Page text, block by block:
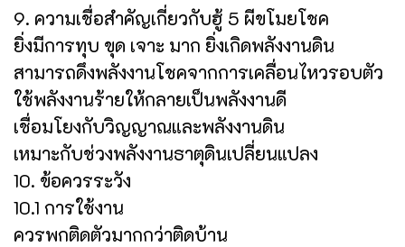
9. ความเชื่อสำคัญเกี่ยวกับฮู้ 5 ผีขโมยโชค
ยิ่งมีการทุบ ขุด เจาะ มาก ยิ่งเกิดพลังงานดิน
สามารถดึงพลังงานโชคจากการเคลื่อนไหวรอบตัว
ใช้พลังงานร้ายให้กลายเป็นพลังงานดี
เชื่อมโยงกับวิญญาณและพลังงานดิน
เหมาะกับช่วงพลังงานธาตุดินเปลี่ยนแปลง
10. ข้อควรระวัง
10.1 การใช้งาน
ควรพกติดตัวมากกว่าติดบ้าน